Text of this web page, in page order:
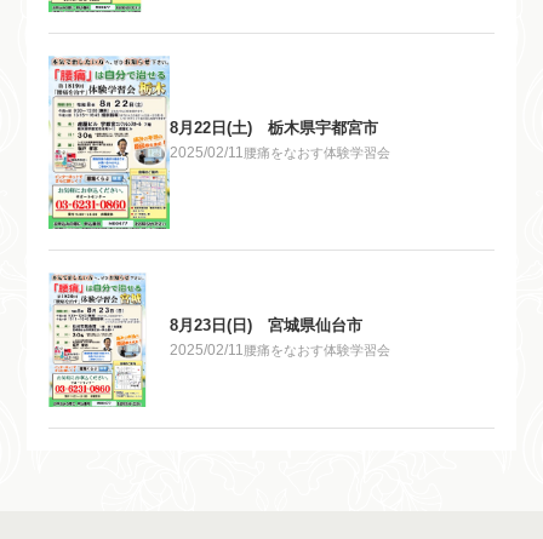
8月22日(土) 栃木県宇都宮市
2025/02/11腰痛をなおす体験学習会
8月23日(日) 宮城県仙台市
2025/02/11 腰痛をなおす体験学習会